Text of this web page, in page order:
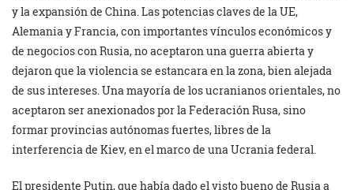
y la expansión de China. Las potencias claves de la UE,
Alemania y Francia, con importantes vínculos económicos y
de negocios con Rusia, no aceptaron una guerra abierta y
dejaron que la violencia se estancara en la zona, bien alejada
de sus intereses. Una mayoría de los ucranianos orientales, no
aceptaron ser anexionados por la Federación Rusa, sino
formar provincias autónomas fuertes, libres de la
interferencia de Kiev, en el marco de una Ucrania federal.
El presidente Putin, que había dado el visto bueno de Rusia a